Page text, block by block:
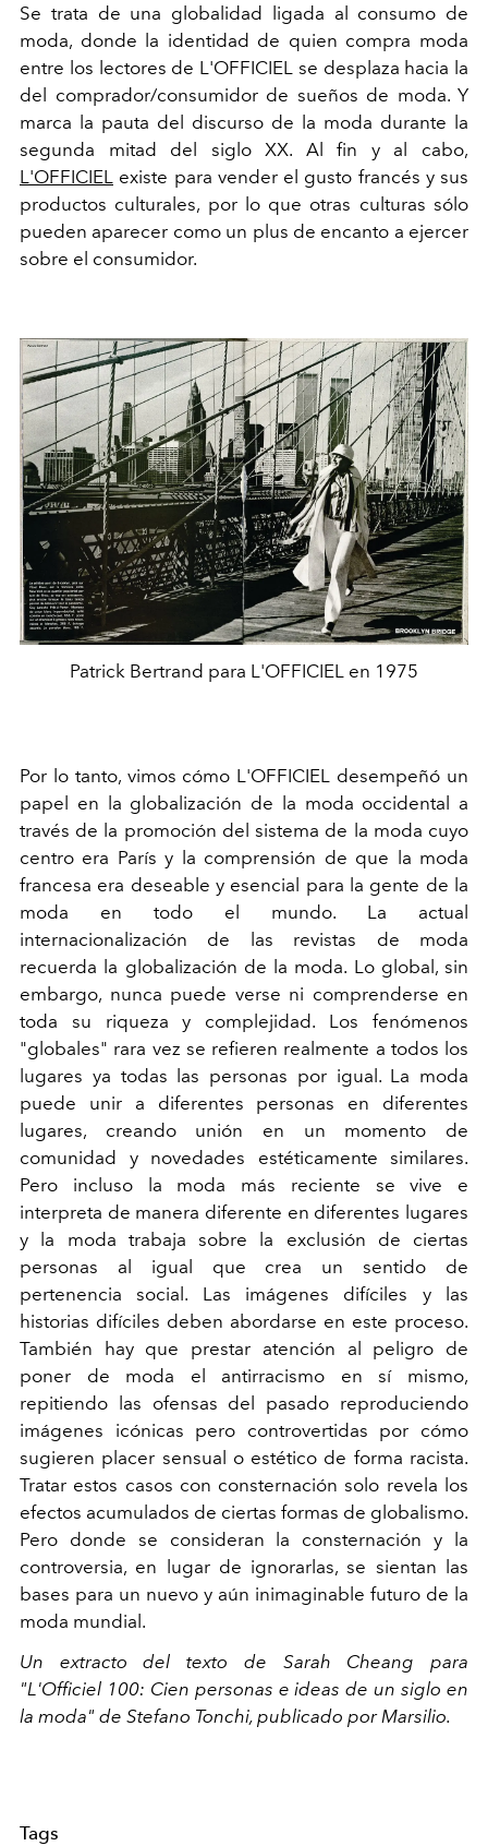
Se trata de una globalidad ligada al consumo de
moda, donde la identidad de quien compra moda
entre los lectores de L'OFFICIEL se desplaza hacia la
del comprador/consumidor de sueños de moda. Y
marca la pauta del discurso de la moda durante la
segunda mitad del siglo XX. Al fin y al cabo,
L'OFFICIEL existe para vender el gusto francés y sus
productos culturales, por lo que otras culturas sólo
pueden aparecer como un plus de encanto a ejercer
sobre el consumidor.
Patrick Bertrand para L'OFFICIEL en 1975
Por lo tanto, vimos cómo L'OFFICIEL desempeñó un
papel en la globalización de la moda occidental a
través de la promoción del sistema de la moda cuyo
centro era París y la comprensión de que la moda
francesa era deseable y esencial para la gente de la
moda en todo el mundo. La actual
internacionalización de las revistas de moda
recuerda la globalización de la moda. Lo global, sin
embargo, nunca puede verse ni comprenderse en
toda su riqueza y complejidad. Los fenómenos
"globales" rara vez se refieren realmente a todos los
lugares ya todas las personas por igual. La moda
puede unir a diferentes personas en diferentes
lugares, creando unión en un momento de
comunidad y novedades estéticamente similares.
Pero incluso la moda más reciente se vive e
interpreta de manera diferente en diferentes lugares
y la moda trabaja sobre la exclusión de ciertas
personas al igual que crea un sentido de
pertenencia social. Las imágenes difíciles y las
historias difíciles deben abordarse en este proceso.
También hay que prestar atención al peligro de
poner de moda el antirracismo en sí mismo,
repitiendo las ofensas del pasado reproduciendo
imágenes icónicas pero controvertidas por cómo
sugieren placer sensual o estético de forma racista.
Tratar estos casos con consternación solo revela los
efectos acumulados de ciertas formas de globalismo.
Pero donde se consideran la consternación y la
controversia, en lugar de ignorarlas, se sientan las
bases para un nuevo y aún inimaginable futuro de la
moda mundial.
Un extracto del texto de Sarah Cheang para
"L'Officiel 100: Cien personas e ideas de un siglo en
la moda" de Stefano Tonchi, publicado por Marsilio.
Tags